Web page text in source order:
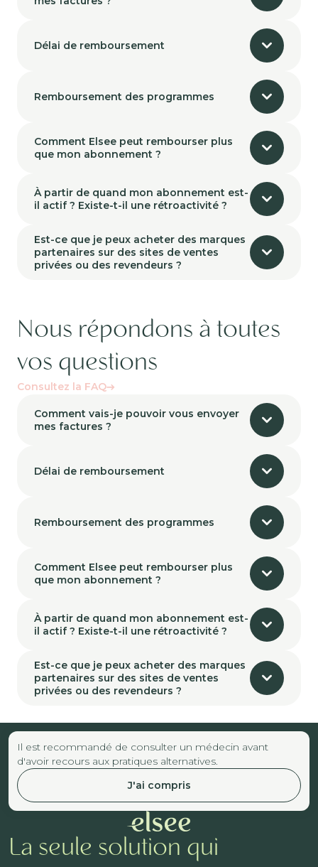
Délai de remboursement
Remboursement des programmes
Comment Elsee peut rembourser plus
que mon abonnement ?
À partir de quand mon abonnement est-
il actif ? Existe-t-il une rétroactivité ?
Est-ce que je peux acheter des marques
partenaires sur des sites de ventes
privées ou des revendeurs ?
Nous répondons à toutes
vos questions
Consultez la FAQ
Comment vais-je pouvoir vous envoyer
mes factures ?
Délai de remboursement
Remboursement des programmes
Comment Elsee peut rembourser plus
que mon abonnement ?
À partir de quand mon abonnement est-
il actif ? Existe-t-il une rétroactivité ?
Est-ce que je peux acheter des marques
partenaires sur des sites de ventes
privées ou des revendeurs ?
Il est recommandé de consulter un médecin avant
d'avoir recours aux pratiques alternatives.
J'ai compris
La seule solution qui